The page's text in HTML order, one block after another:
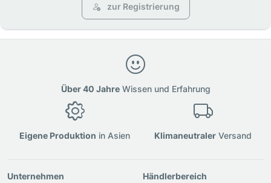
zur Registrierung
Über 40 JahreWissen und Erfahrung
Eigene Produktion in Asien Klimaneutraler Versand
Unternehmen
Händlerbereich